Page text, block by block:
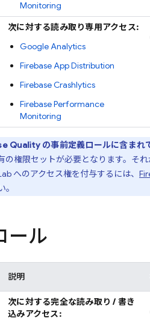
Monitoring
次に対する読み取り専用アクセス:
Google Analytics
Firebase App Distribution
Firebase Crashlytics
Firebase Performance
Monitoring
Quality の事前定義ロールに含まれ
権限セットが必要となります。それ
へのアクセス権を付与するには、
ール
説明
次に対する完全な読み取り / 書き
込みアクセス: